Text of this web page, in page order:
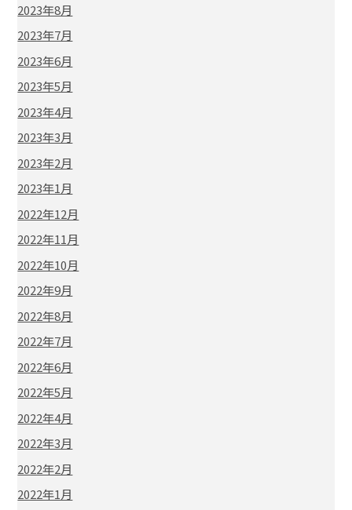
2023年8月
2023年7月
2023年6月
2023年5月
2023年4月
2023年3月
2023年2月
2023年1月
2022年12月
2022年11月
2022年10月
2022年9月
2022年8月
2022年7月
2022年6月
2022年5月
2022年4月
2022年3月
2022年2月
2022年1月